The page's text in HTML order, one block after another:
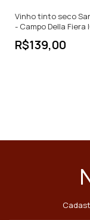
Vinho tinto seco
- Campo Della Fiera
R$139,00